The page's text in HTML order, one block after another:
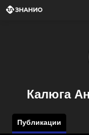
Калюга
Публикации